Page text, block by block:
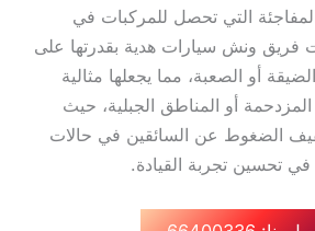
التي تحصل للمركبات في
فريق ونش سيارات هدية بقدرتها على
أو الصعبة، مما يجعلها مثالية
أو المناطق الجبلية، حيث
الضغوط عن السائقين في حالات
تحسين تجربة القيادة.